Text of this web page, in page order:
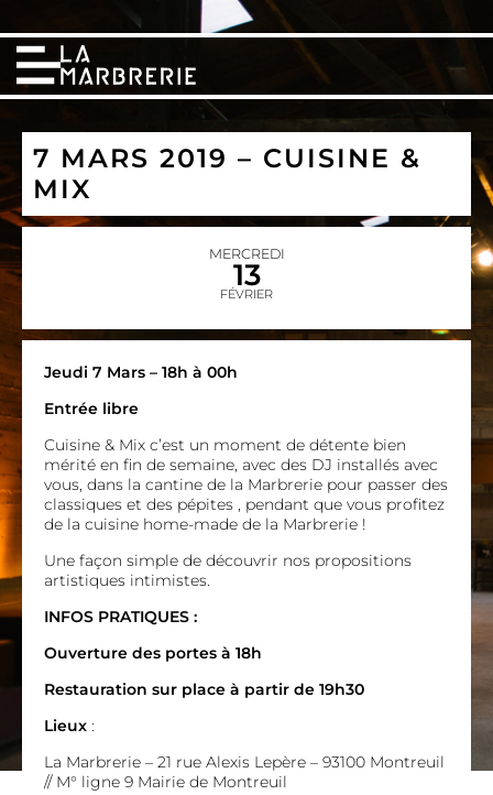
7 MARS 2019 – CUISINE &
MIX
MERCREDI
13
FÉVRIER
Jeudi 7 Mars – 18h à 00h
Entrée libre
Cuisine & Mix c’est un moment de détente bien
mérité en fin de semaine, avec des DJ installés avec
vous, dans la cantine de la Marbrerie pour passer des
classiques et des pépites , pendant que vous profitez
de la cuisine home-made de la Marbrerie !
Une façon simple de découvrir nos propositions
artistiques intimistes.
INFOS PRATIQUES :
Ouverture des portes à 18h
Restauration sur place à partir de 19h30
Lieux :
La Marbrerie – 21 rue Alexis Lepère – 93100 Montreuil
// M° ligne 9 Mairie de Montreuil